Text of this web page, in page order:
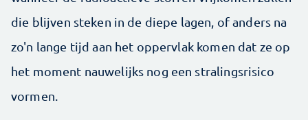
die blijven steken in de diepe lagen, of anders na
zo'n lange tijd aan het oppervlak komen dat ze op
het moment nauwelijks nog een stralingsrisico
vormen.